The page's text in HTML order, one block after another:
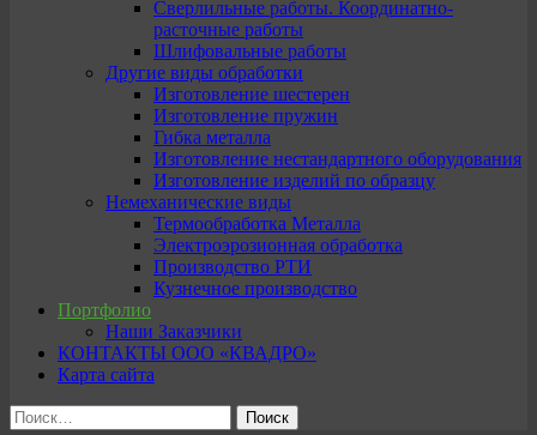
Сверлильные работы. Координатно-
расточные работы
Шлифовальные работы
Другие виды обработки
Изготовление шестерен
Изготовление пружин
Гибка металла
Изготовление нестандартного оборудования
Изготовление изделий по образцу
Немеханические виды
Термообработка Металла
Электроэрозионная обработка
Производство РТИ
Кузнечное производство
Портфолио
Наши Заказчики
КОНТАКТЫ ООО «КВАДРО»
Карта сайта
Найти: